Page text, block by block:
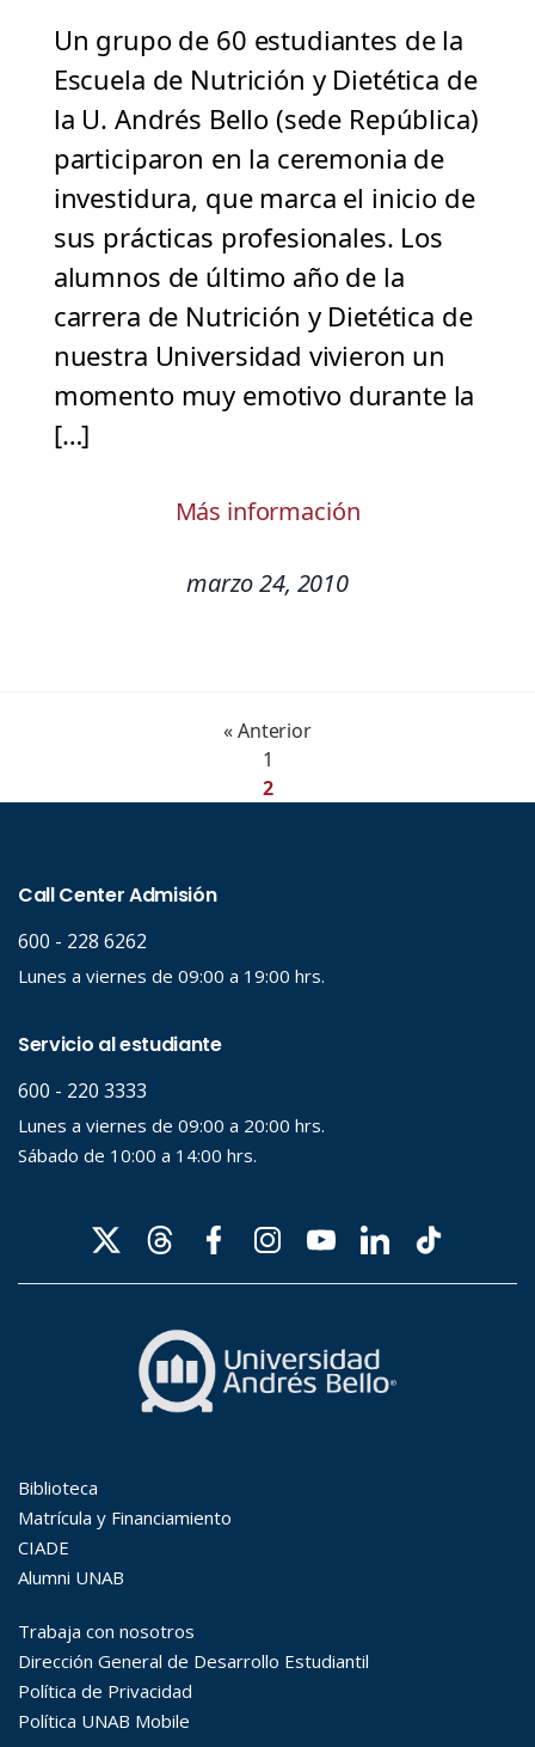
Un grupo de 60 estudiantes de la
Escuela de Nutrición y Dietética de
la U. Andrés Bello (sede República)
participaron en la ceremonia de
investidura, que marca el inicio de
sus prácticas profesionales. Los
alumnos de último año de la
carrera de Nutrición y Dietética de
nuestra Universidad vivieron un
momento muy emotivo durante la
[…]
Más información
marzo 24, 2010
« Anterior
1
2